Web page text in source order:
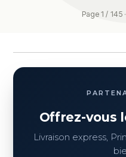
Page 1 / 145
Offrez-vous
Livraison express,